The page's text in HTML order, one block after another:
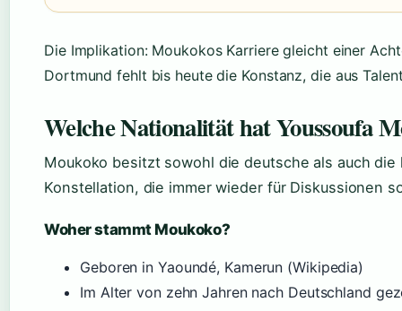
Die Implikation: Moukokos Karriere gleicht einer
Dortmund fehlt bis heute die Konstanz, die aus
Welche Nationalität hat Youssoufa
Moukoko besitzt sowohl die deutsche als auch
Konstellation, die immer wieder für Diskussionen
Woher stammt Moukoko?
Geboren in Yaoundé, Kamerun (Wikipedia)
Im Alter von zehn Jahren nach Deutschland